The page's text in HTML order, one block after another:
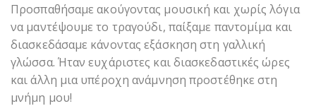
Προσπαθήσαμε ακούγοντας μουσική και χωρίς λόγια
να μαντέψουμε το τραγούδι, παίξαμε παντομίμα και
διασκεδάσαμε κάνοντας εξάσκηση στη γαλλική
γλώσσα. Ήταν ευχάριστες και διασκεδαστικές ώρες
και άλλη μια υπέροχη ανάμνηση προστέθηκε στη
μνήμη μου!